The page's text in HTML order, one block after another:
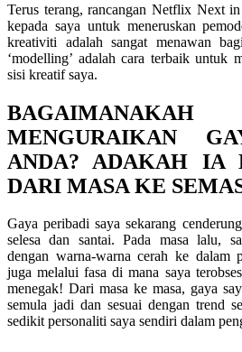
Terus terang, rancangan Netflix Next
kepada saya untuk meneruskan
kreativiti adalah sangat menawan
‘modelling’ adalah cara terbaik untuk
sisi kreatif saya.
MENGURAIKAN
ANDA? ADAKAH IA
DARI MASA KE
Gaya peribadi saya sekarang
selesa dan santai. Pada masa lalu,
dengan warna-warna cerah ke dalam
juga melalui fasa di mana saya
menegak! Dari masa ke masa, gaya
semula jadi dan sesuai dengan trend
sedikit personaliti saya sendiri dalam